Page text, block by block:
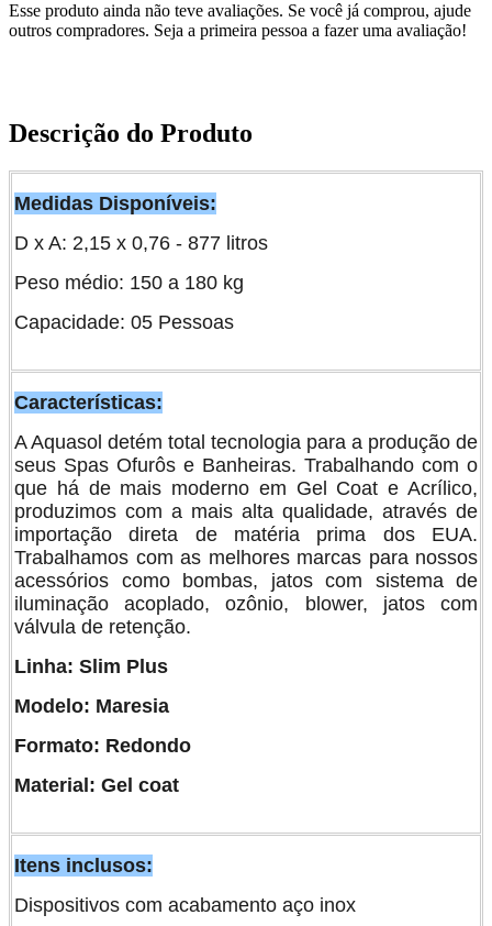
Esse produto ainda não teve avaliações. Se você já comprou, ajude
outros compradores. Seja a primeira pessoa a fazer uma avaliação!
Descrição do Produto
Medidas Disponíveis:
D x A: 2,15 x 0,76 - 877 litros
Peso médio: 150 a 180 kg
Capacidade: 05 Pessoas
Características:
A Aquasol detém total tecnologia para a produção de
seus Spas Ofurôs e Banheiras. Trabalhando com o
que há de mais moderno em Gel Coat e Acrílico,
produzimos com a mais alta qualidade, através de
importação direta de matéria prima dos EUA.
Trabalhamos com as melhores marcas para nossos
acessórios como bombas, jatos com sistema de
iluminação acoplado, ozônio, blower, jatos com
válvula de retenção.
Linha: Slim Plus
Modelo: Maresia
Formato: Redondo
Material: Gel coat
Itens inclusos:
Dispositivos com acabamento aço inox